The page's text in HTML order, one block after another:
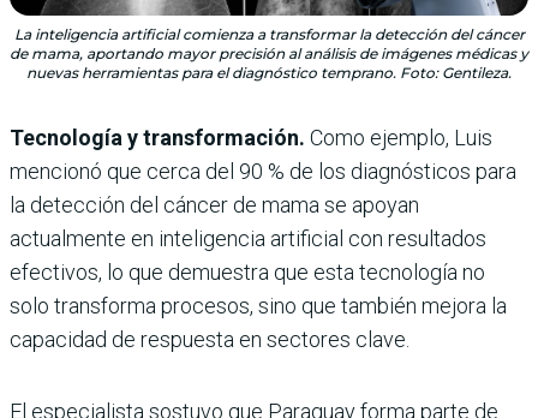
La inteligencia artificial comienza a transformar la detección del cáncer
de mama, aportando mayor precisión al análisis de imágenes médicas y
nuevas herramientas para el diagnóstico temprano. Foto: Gentileza.
Tecnología y transformación. Como ejemplo, Luis
mencionó que cerca del 90 % de los diagnósticos para
la detección del cáncer de mama se apoyan
actualmente en inteligencia artificial con resultados
efectivos, lo que demuestra que esta tecnología no
solo transforma procesos, sino que también mejora la
capacidad de respuesta en sectores clave.
El especialista sostuvo que Paraguay forma parte de